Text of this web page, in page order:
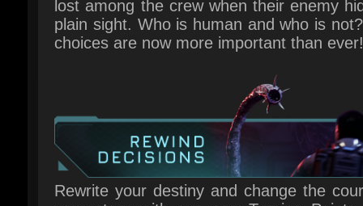
Rewrite your destiny and change the
your story with our new Turning Points
tree. Uncover multiple endings, unlock
paths, and save your crew from their
deaths.